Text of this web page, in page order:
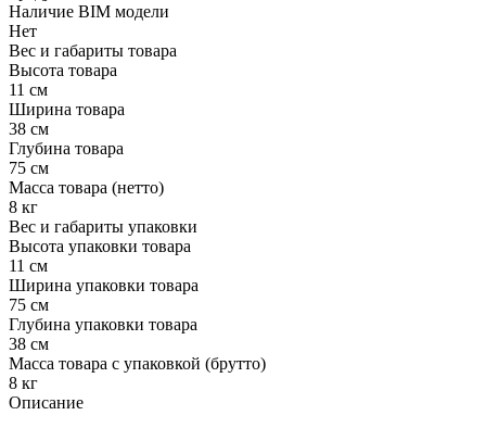
Наличие BIM модели
Нет
Вес и габариты товара
Высота товара
11 см
Ширина товара
38 см
Глубина товара
75 см
Масса товара (нетто)
8 кг
Вес и габариты упаковки
Высота упаковки товара
11 см
Ширина упаковки товара
75 см
Глубина упаковки товара
38 см
Масса товара с упаковкой (брутто)
8 кг
Описание